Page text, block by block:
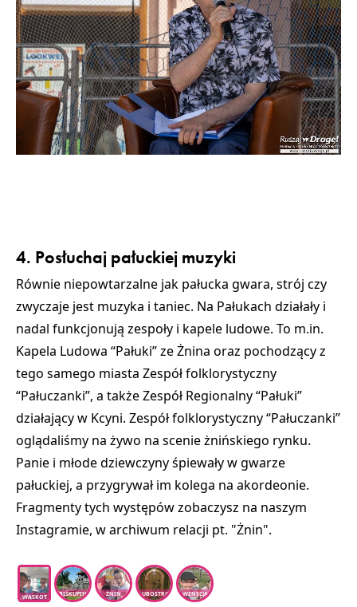
4. Posłuchaj pałuckiej muzyki
Równie niepowtarzalne jak pałucka gwara, strój czy
zwyczaje jest muzyka i taniec. Na Pałukach działały i
nadal funkcjonują zespoły i kapele ludowe. To m.in.
Kapela Ludowa “Pałuki” ze Żnina oraz pochodzący z
tego samego miasta Zespół folklorystyczny
“Pałuczanki”, a także Zespół Regionalny “Pałuki”
działający w Kcyni. Zespół folklorystyczny “Pałuczanki”
oglądaliśmy na żywo na scenie żnińskiego rynku.
Panie i młode dziewczyny śpiewały w gwarze
pałuckiej, a przygrywał im kolega na akordeonie.
Fragmenty tych występów zobaczysz na naszym
Instagramie, w archiwum relacji pt. "Żnin".
WĄSKOT
BISKUPIN ŻNIN
LUBOSTRO
Ń
WENECJA